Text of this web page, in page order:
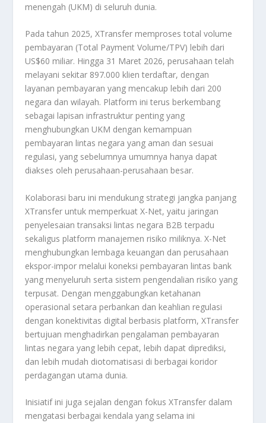
menengah (UKM) di seluruh dunia.
Pada tahun 2025, XTransfer memproses total volume
pembayaran (Total Payment Volume/TPV) lebih dari
US$60 miliar. Hingga 31 Maret 2026, perusahaan telah
melayani sekitar 897.000 klien terdaftar, dengan
layanan pembayaran yang mencakup lebih dari 200
negara dan wilayah. Platform ini terus berkembang
sebagai lapisan infrastruktur penting yang
menghubungkan UKM dengan kemampuan
pembayaran lintas negara yang aman dan sesuai
regulasi, yang sebelumnya umumnya hanya dapat
diakses oleh perusahaan-perusahaan besar.
Kolaborasi baru ini mendukung strategi jangka panjang
XTransfer untuk memperkuat X-Net, yaitu jaringan
penyelesaian transaksi lintas negara B2B terpadu
sekaligus platform manajemen risiko miliknya. X-Net
menghubungkan lembaga keuangan dan perusahaan
ekspor-impor melalui koneksi pembayaran lintas bank
yang menyeluruh serta sistem pengendalian risiko yang
terpusat. Dengan menggabungkan ketahanan
operasional setara perbankan dan keahlian regulasi
dengan konektivitas digital berbasis platform, XTransfer
bertujuan menghadirkan pengalaman pembayaran
lintas negara yang lebih cepat, lebih dapat diprediksi,
dan lebih mudah diotomatisasi di berbagai koridor
perdagangan utama dunia.
Inisiatif ini juga sejalan dengan fokus XTransfer dalam
mengatasi berbagai kendala yang selama ini